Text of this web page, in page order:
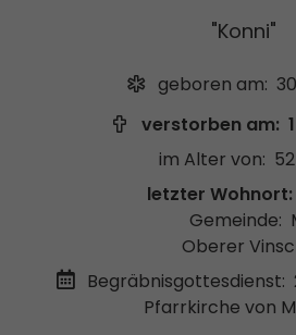
"Konni"
geboren am:
verstorben am:
im Alter von:
letzter Wohnort:
Gemeinde:
Oberer
Begräbnisgottesdienst:
Pfarrkirche von